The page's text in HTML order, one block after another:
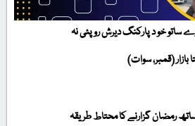
ساتو خو د پارکنگ دیرش روپئی نہ
بازار (قمبر، سوات)
رمضان گزارنے کا محتاط طریقہ